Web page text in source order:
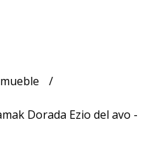
Dorada Ezio del avo -